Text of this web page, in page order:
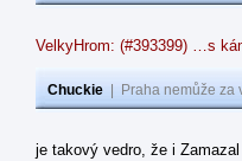
VelkyHrom: (#393399) …s
Chuckie Praha nemůže za
je takový vedro, že i Zamazal